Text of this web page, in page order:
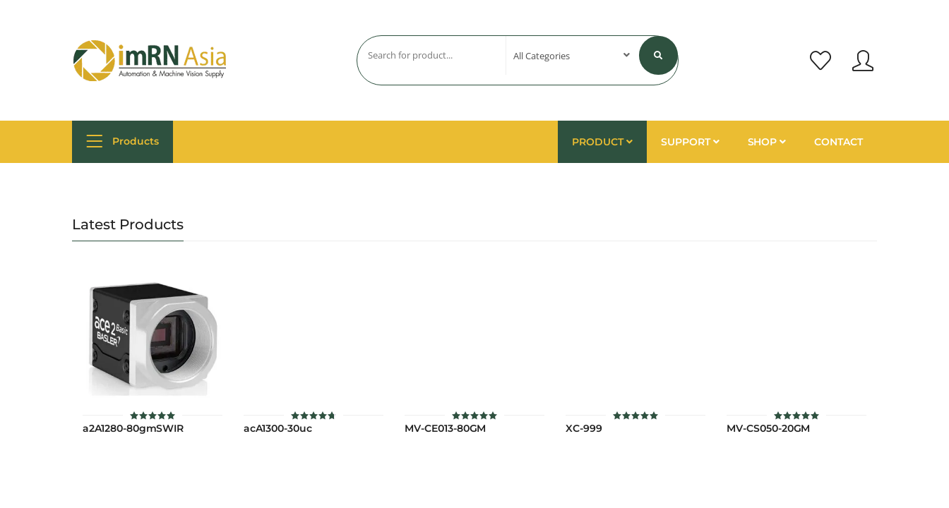
Products PRODUCT SUPPORT SHOP CONTACT
Latest Products
ให้คะแนน
a2A1280-80gmSWIR
ให้คะแนน
acA1300-30uc
ให้คะแนน
MV-CE013-80GM XC-999
ให้คะแนน
MV-CS050-20GM